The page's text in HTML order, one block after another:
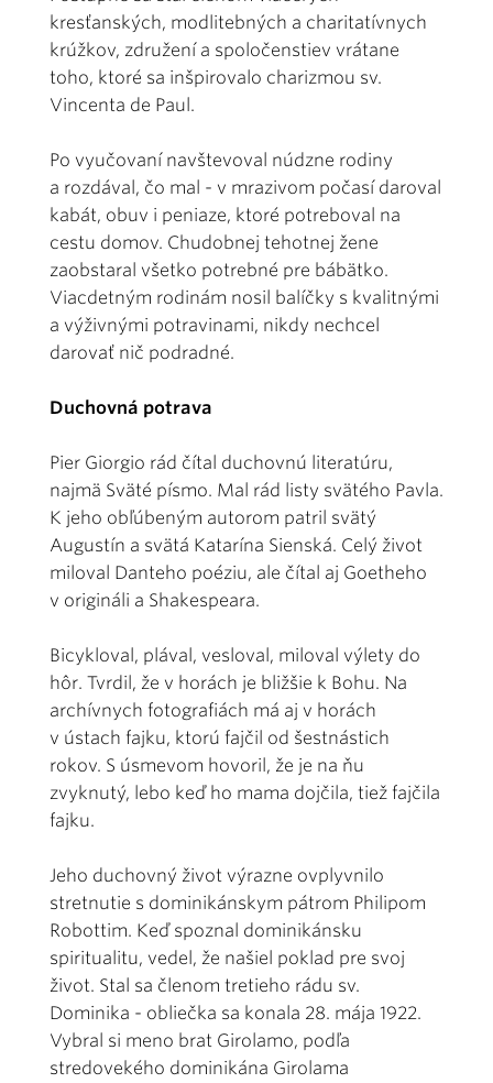
kresťanských, modlitebných a charitatívnych
krúžkov, združení a spoločenstiev vrátane
toho, ktoré sa inšpirovalo charizmou sv.
Vincenta de Paul.
Po vyučovaní navštevoval núdzne rodiny
a rozdával, čo mal - v mrazivom počasí daroval
kabát, obuv i peniaze, ktoré potreboval na
cestu domov. Chudobnej tehotnej žene
zaobstaral všetko potrebné pre bábätko.
Viacdetným rodinám nosil balíčky s kvalitnými
a výživnými potravinami, nikdy nechcel
darovať nič podradné.
Duchovná potrava
Pier Giorgio rád čítal duchovnú literatúru,
najmä Sväté písmo. Mal rád listy svätého Pavla.
K jeho obľúbeným autorom patril svätý
Augustín a svätá Katarína Sienská. Celý život
miloval Danteho poéziu, ale čítal aj Goetheho
v origináli a Shakespeara.
Bicykloval, plával, vesloval, miloval výlety do
hôr. Tvrdil, že v horách je bližšie k Bohu. Na
archívnych fotografiách má aj v horách
v ústach fajku, ktorú fajčil od šestnástich
rokov. S úsmevom hovoril, že je na ňu
zvyknutý, lebo keď ho mama dojčila, tiež fajčila
fajku.
Jeho duchovný život výrazne ovplyvnilo
stretnutie s dominikánskym pátrom Philipom
Robottim. Keď spoznal dominikánsku
spiritualitu, vedel, že našiel poklad pre svoj
život. Stal sa členom tretieho rádu sv.
Dominika - obliečka sa konala 28. mája 1922.
Vybral si meno brat Girolamo, podľa
stredovekého dominikána Girolama